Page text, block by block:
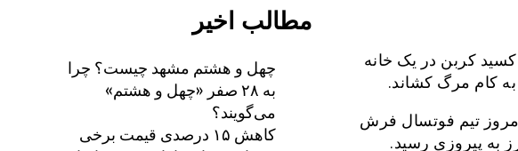
کربن در یک خانه
تیم فوتسال فرش
مطالب اخیر
چهل و هشتم مشهد چیست؟ چرا
به ۲۸ صفر «چهل و هشتم»
می‌گویند؟
کاهش ۱۵ درصدی قیمت برخی